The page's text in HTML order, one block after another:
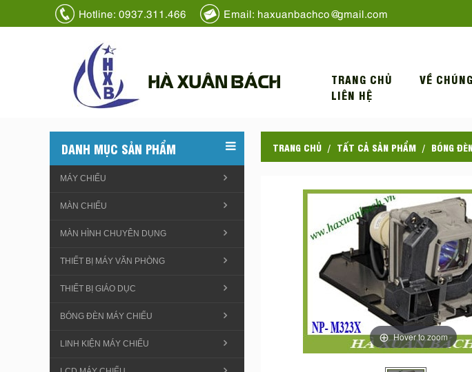
Hotline: 0937.311.466 Email: haxuanbachco@gmail.com
HÀ XUÂN BÁCH TRANG CHỦ VỀ
LIÊN HỆ
TRANG CHỦ TẤT CẢ SẢN PHẨM BÓNG
Hover to zoom
DANH MỤC SẢN PHẨM
MÁY CHIẾU
MÀN CHIẾU
MÀN HÌNH CHUYÊN DỤNG
THIẾT BỊ MÁY VĂN PHÒNG
THIẾT BỊ GIÁO DỤC
BÓNG ĐÈN MÁY CHIẾU
LINH KIỆN MÁY CHIẾU